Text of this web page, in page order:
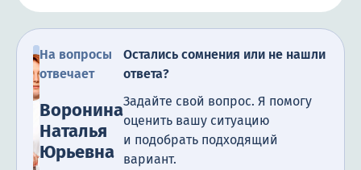
На вопросы
отвечает
Воронина
Наталья
Юрьевна
Остались сомнения или не нашли
ответа?
Задайте свой вопрос. Я помогу
оценить вашу ситуацию
и подобрать подходящий
вариант.